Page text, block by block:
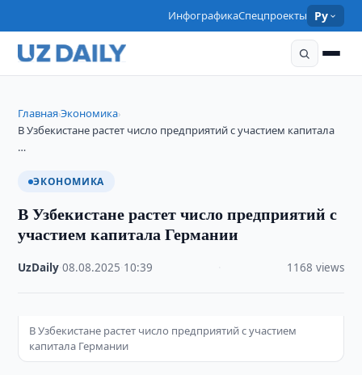
ИнфографикаСпецпроекты Ру
Главная›Экономика›
В Узбекистане растет число предприятий с участием капитала
…
ЭКОНОМИКА
В Узбекистане растет число предприятий с
участием капитала Германии
UzDaily ·08.08.2025 10:39 1168 views
В Узбекистане растет число предприятий с участием
капитала Германии